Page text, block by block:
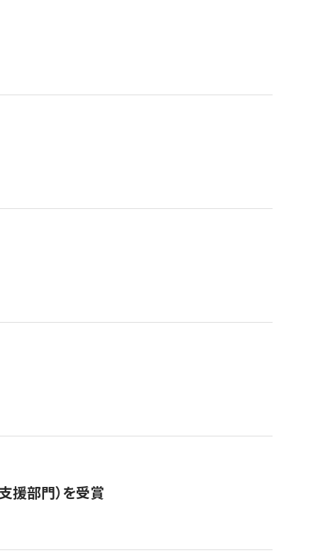
援部門）を受賞